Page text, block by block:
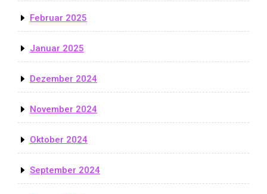
Februar 2025
Januar 2025
Dezember 2024
November 2024
Oktober 2024
September 2024